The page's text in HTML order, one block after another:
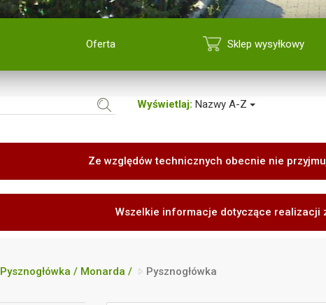
Oferta Sklep wysyłkowy
Wyświetlaj: Nazwy A-Z
Ze względów technicznych obecnie nie
Wszelkie informacje dotyczące realizacji
Pysznogłówka / Monarda / Pysznogłówka